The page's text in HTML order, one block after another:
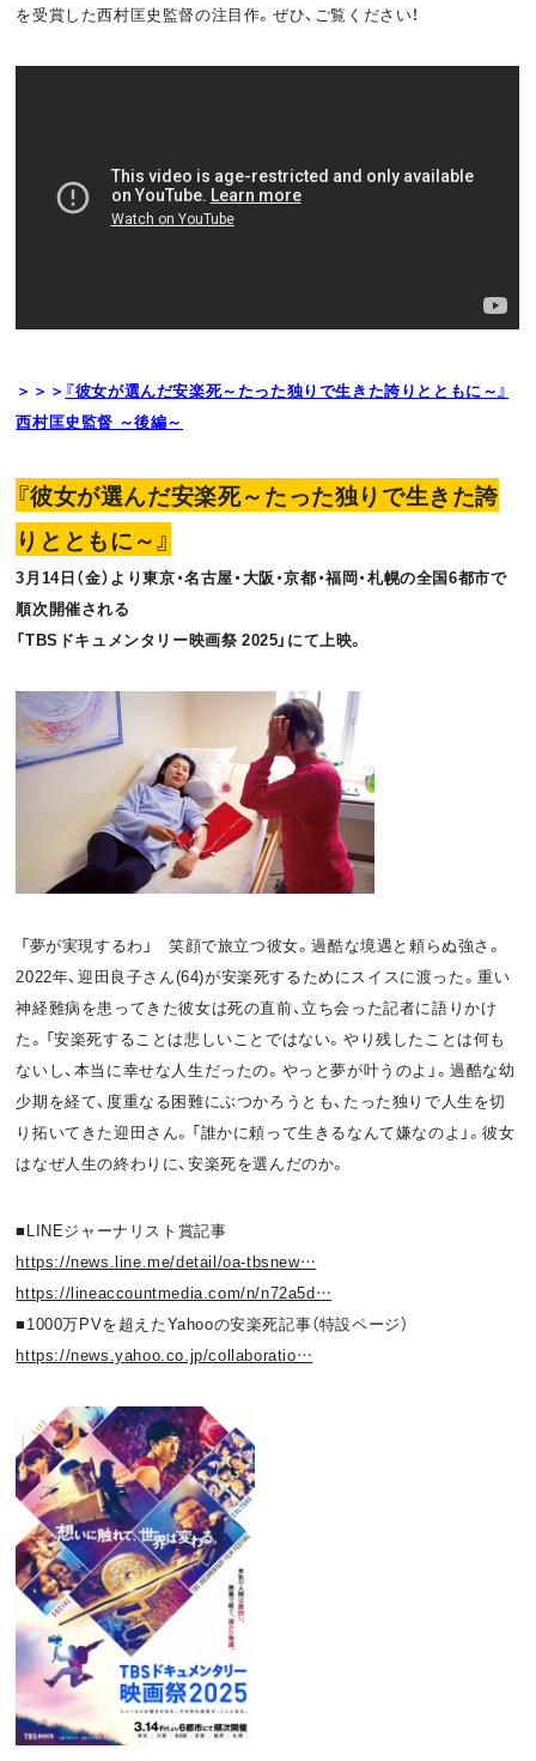
を受賞した西村匡史監督の注目作。ぜひ、ご覧ください！
＞ ＞＞ 『彼女が選んだ安楽死～たった独りで生きた誇りとともに～』
西村匡史監督 ～後編～
『彼女が選んだ安楽死～たった独りで生きた誇
りとともに～』
3月14日（金）より東京・名古屋・大阪・京都・福岡・札幌の全国6都市で
順次開催される
「TBSドキュメンタリー映画祭 2025」にて上映。
「夢が実現するわ」 笑顔で旅立つ彼女。過酷な境遇と頼らぬ強さ。
2022年、迎田良子さん(64)が安楽死するためにスイスに渡った。重い
神経難病を患ってきた彼女は死の直前、立ち会った記者に語りかけ
た。「安楽死することは悲しいことではない。やり残したことは何も
ないし、本当に幸せな人生だったの。やっと夢が叶うのよ」。過酷な幼
少期を経て、度重なる困難にぶつかろうとも、たった独りで人生を切
り拓いてきた迎田さん。「誰かに頼って生きるなんて嫌なのよ」。彼女
はなぜ人生の終わりに、安楽死を選んだのか。
■LINEジャーナリスト賞記事
https://news.line.me/detail/oa-tbsnew…
https://lineaccountmedia.com/n/n72a5d…
■1000万PVを超えたYahooの安楽死記事（特設ページ）
https://news.yahoo.co.jp/collaboratio…